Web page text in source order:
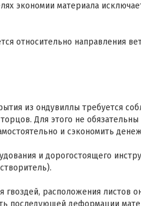
экономии материала
относительно направления
из ондувиллы требуется
Для этого не
и сэкономить
и дорогостоящего
гвоздей, расположения листов
последующей деформации